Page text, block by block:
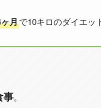
月で10キロのダイエッ
事。